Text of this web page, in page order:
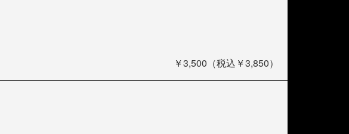
￥3,500（税込￥3,850）